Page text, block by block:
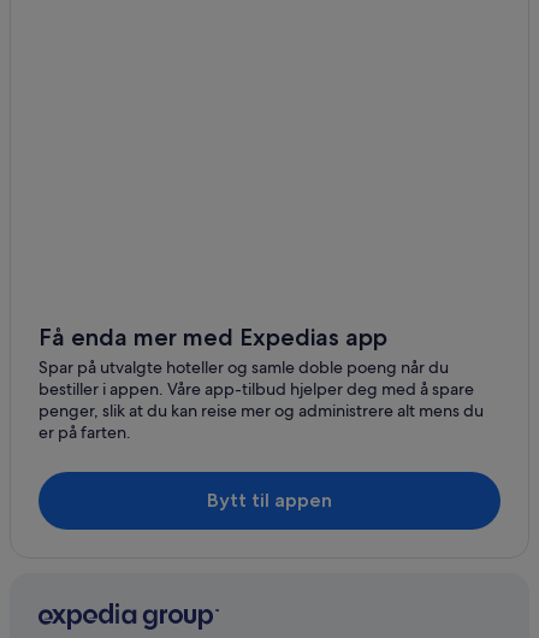
Få enda mer med Expedias app
Spar på utvalgte hoteller og samle doble poeng når du
bestiller i appen. Våre app-tilbud hjelper deg med å spare
penger, slik at du kan reise mer og administrere alt mens du
er på farten.
Bytt til appen